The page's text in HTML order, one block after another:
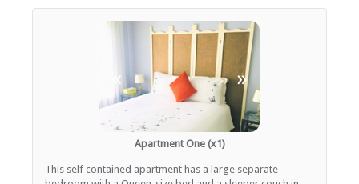
Kinderfreundlich (alle Altersgruppen)
Zimmerreinigung (täglich)
Parkplatz (abseits der Straße)
Rezeption (Geschäftszeiten)
Schwimmbad
ESSEN UND TRINKEN
Braai / Grill (BBQ)
Restaurant / Esszimmer
« »
Apartment One (x1)
This self contained apartment has a large separate